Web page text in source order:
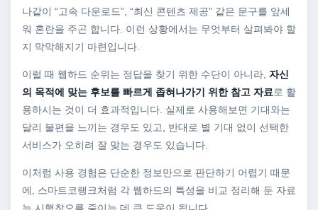
나같이 “고속 다운로드”, “최신 콘텐츠 제공” 같은 문구를 앞세
워 혼란을 주곤 합니다. 이런 상황에서는 무엇부터 살펴봐야 할
지 막막해지기 마련입니다.
이럴 때 웹하드 순위는 정답을 찾기 위한 수단이 아니라, 자신
의 목적에 맞는 후보를 빠르게 좁혀나가기 위한 참고 자료로 활
용하시는 것이 더 효과적입니다. 실제로 사용해보면 기대와는
달리 불편을 느끼는 경우도 있고, 반대로 별 기대 없이 선택한
서비스가 오히려 잘 맞는 경우도 있습니다.
이처럼 사용 경험은 단순한 정보만으로 판단하기 어렵기 때문
에, 스마트코랭크처럼 각 웹하드의 특성을 비교 정리해 둔 자료